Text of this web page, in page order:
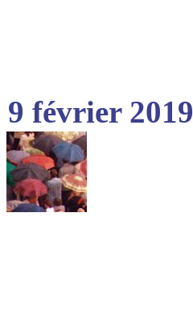
9 février 2019